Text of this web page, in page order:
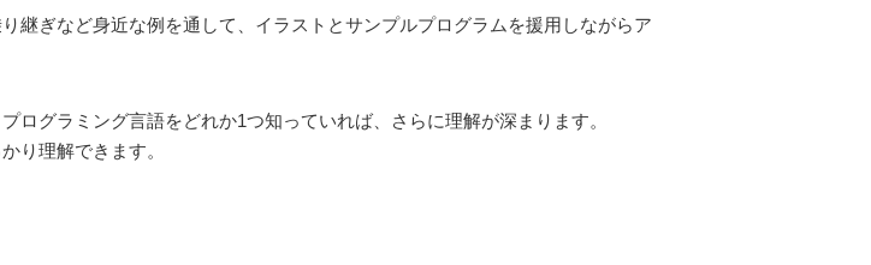
継ぎなど身近な例を通して、イラストとサンプルプログラムを援用しながらア
グラミング言語をどれか1つ知っていれば、さらに理解が深まります。
り理解できます。